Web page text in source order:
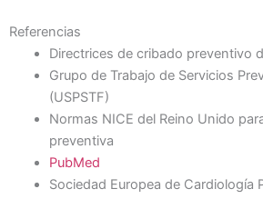
Referencias
Directrices de cribado preventivo
Grupo de Trabajo de Servicios
(USPSTF)
Normas NICE del Reino Unido
preventiva
PubMed
Sociedad Europea de Cardiología